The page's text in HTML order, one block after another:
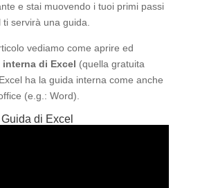
e stai muovendo i tuoi primi passi
servirà una guida.
vediamo come aprire ed
di Excel (quella gratuita
ha la guida interna come anche
(e.g.: Word).
di Excel